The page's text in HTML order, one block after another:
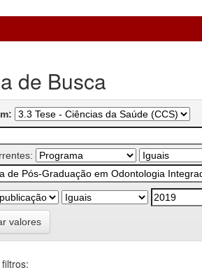
de Busca
valores